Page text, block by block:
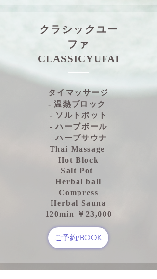
クラシックユー
ファ
CLASSICYUFAI
タイマッサージ
- 温熱ブロック
- ソルトポット
- ハーブボール
- ハーブサウナ
Thai Massage
Hot Block
Salt Pot
Herbal ball
Compress
Herbal Sauna
120min ￥23,000
ご予約/BOOK